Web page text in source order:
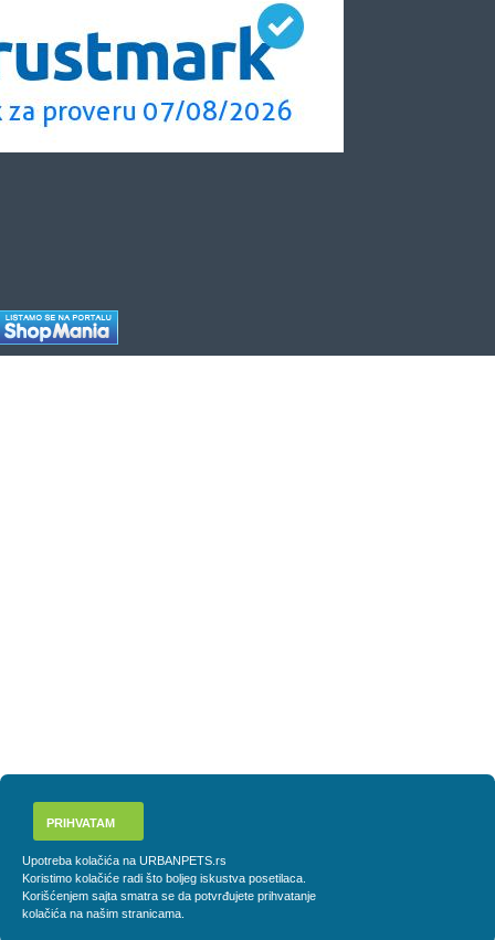
PRIHVATAM
Upotreba kolačića na URBANPETS.rs
Koristimo kolačiće radi što boljeg iskustva posetilaca.
Korišćenjem sajta smatra se da potvrđujete prihvatanje
kolačića na našim stranicama.